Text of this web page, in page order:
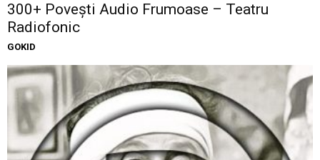
300+ Povești Audio Frumoase – Teatru
Radiofonic
GOKID